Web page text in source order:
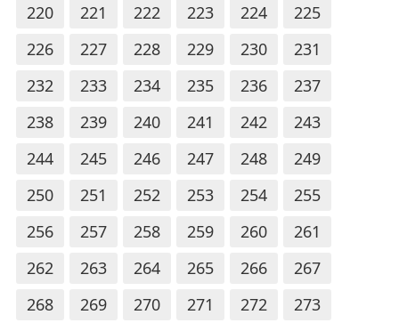
220
221 222 223 224
225
226
227 228 229 230
231
232
233 234 235 236
237
238
239 240 241 242
243
244
245 246 247 248
249
250
251 252 253 254
255
256
257 258 259 260
261
262
263 264 265 266
267
268
269 270 271 272
273